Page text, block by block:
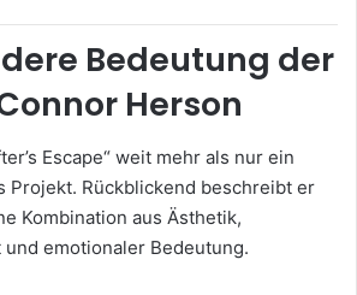
Bedeutung der
Herson
Escape“ weit mehr als nur ein
Projekt. Rückblickend beschreibt er
Kombination aus Ästhetik,
emotionaler Bedeutung.